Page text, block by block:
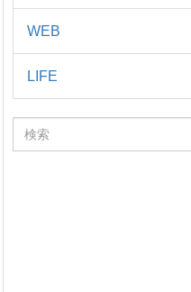
WEB
LIFE
索